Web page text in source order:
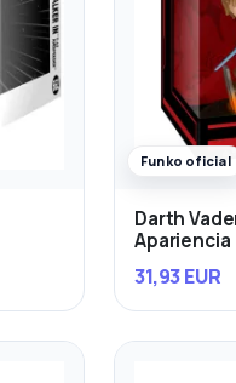
Funko oficial
Darth
Apariencia
31,93 EUR